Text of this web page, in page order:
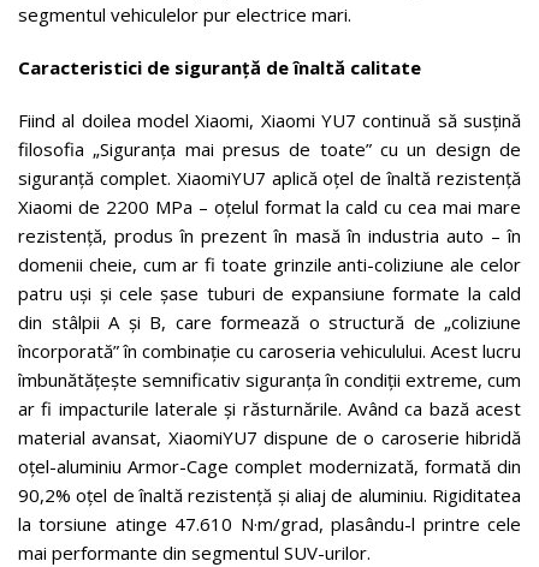
segmentul vehiculelor pur electrice mari.
Caracteristici de siguranță de înaltă calitate
Fiind al doilea model Xiaomi, Xiaomi YU7 continuă să susțină
filosofia „Siguranța mai presus de toate” cu un design de
siguranță complet. XiaomiYU7 aplică oțel de înaltă rezistență
Xiaomi de 2200 MPa – oțelul format la cald cu cea mai mare
rezistență, produs în prezent în masă în industria auto – în
domenii cheie, cum ar fi toate grinzile anti-coliziune ale celor
patru uși și cele șase tuburi de expansiune formate la cald
din stâlpii A și B, care formează o structură de „coliziune
încorporată” în combinație cu caroseria vehiculului. Acest lucru
îmbunătățește semnificativ siguranța în condiții extreme, cum
ar fi impacturile laterale și răsturnările. Având ca bază acest
material avansat, XiaomiYU7 dispune de o caroserie hibridă
oțel-aluminiu Armor-Cage complet modernizată, formată din
90,2% oțel de înaltă rezistență și aliaj de aluminiu. Rigiditatea
la torsiune atinge 47.610 N·m/grad, plasându-l printre cele
mai performante din segmentul SUV-urilor.